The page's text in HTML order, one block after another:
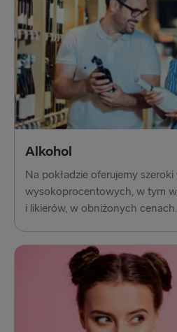
Alkohol
Na pokładzie oferujemy
wysokoprocentowych, w tym
i likierów, w obniżonych cenach.